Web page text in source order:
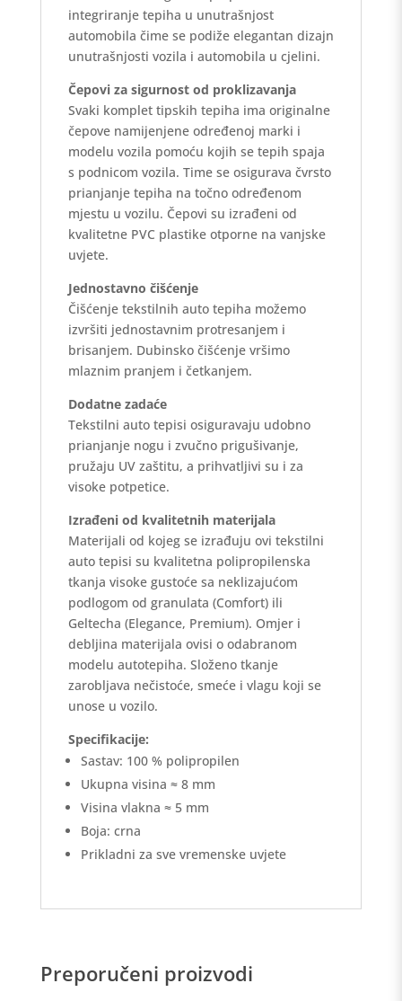
integriranje tepiha u unutrašnjost
automobila čime se podiže elegantan dizajn
unutrašnjosti vozila i automobila u cjelini.
Čepovi za sigurnost od proklizavanja
Svaki komplet tipskih tepiha ima originalne
čepove namijenjene određenoj marki i
modelu vozila pomoću kojih se tepih spaja
s podnicom vozila. Time se osigurava čvrsto
prianjanje tepiha na točno određenom
mjestu u vozilu. Čepovi su izrađeni od
kvalitetne PVC plastike otporne na vanjske
uvjete.
Jednostavno čišćenje
Čišćenje tekstilnih auto tepiha možemo
izvršiti jednostavnim protresanjem i
brisanjem. Dubinsko čišćenje vršimo
mlaznim pranjem i četkanjem.
Dodatne zadaće
Tekstilni auto tepisi osiguravaju udobno
prianjanje nogu i zvučno prigušivanje,
pružaju UV zaštitu, a prihvatljivi su i za
visoke potpetice.
Izrađeni od kvalitetnih materijala
Materijali od kojeg se izrađuju ovi tekstilni
auto tepisi su kvalitetna polipropilenska
tkanja visoke gustoće sa neklizajućom
podlogom od granulata (Comfort) ili
Geltecha (Elegance, Premium). Omjer i
debljina materijala ovisi o odabranom
modelu autotepiha. Složeno tkanje
zarobljava nečistoće, smeće i vlagu koji se
unose u vozilo.
Specifikacije:
Sastav: 100 % polipropilen
Ukupna visina ≈ 8 mm
Visina vlakna ≈ 5 mm
Boja: crna
Prikladni za sve vremenske uvjete
Preporučeni proizvodi